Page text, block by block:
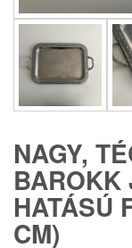
NAGY,
BAROKK
HATÁSÚ
CM)